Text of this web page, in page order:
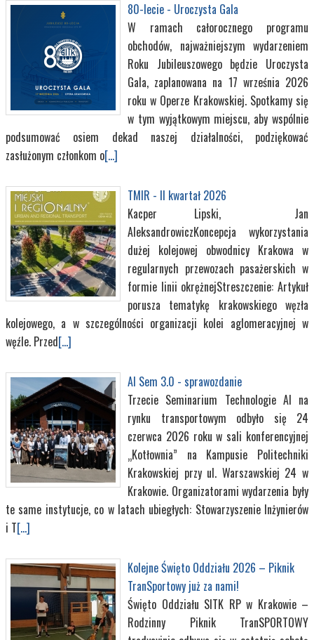
80-lecie - Uroczysta Gala
W ramach całorocznego programu
obchodów, najważniejszym wydarzeniem
Roku Jubileuszowego będzie Uroczysta
Gala, zaplanowana na 17 września 2026
roku w Operze Krakowskiej. Spotkamy się
w tym wyjątkowym miejscu, aby wspólnie
podsumować osiem dekad naszej działalności, podziękować
zasłużonym członkom o[...]
TMIR - II kwartał 2026
Kacper Lipski, Jan
AleksandrowiczKoncepcja wykorzystania
dużej kolejowej obwodnicy Krakowa w
regularnych przewozach pasażerskich w
formie linii okrężnejStreszczenie: Artykuł
porusza tematykę krakowskiego węzła
kolejowego, a w szczególności organizacji kolei aglomeracyjnej w
węźle. Przed[...]
AI Sem 3.0 - sprawozdanie
Trzecie Seminarium Technologie AI na
rynku transportowym odbyło się 24
czerwca 2026 roku w sali konferencyjnej
„Kotłownia” na Kampusie Politechniki
Krakowskiej przy ul. Warszawskiej 24 w
Krakowie. Organizatorami wydarzenia były
te same instytucje, co w latach ubiegłych: Stowarzyszenie Inżynierów
i T[...]
Kolejne Święto Oddziału 2026 – Piknik
TranSportowy już za nami!
Święto Oddziału SITK RP w Krakowie –
Rodzinny Piknik TranSPORTOWY